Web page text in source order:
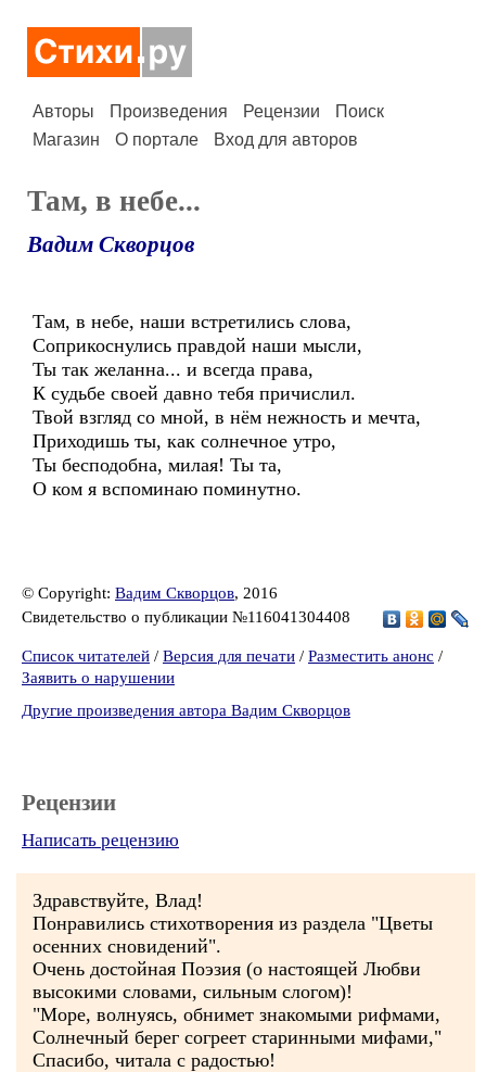
Авторы Произведения Рецензии
Поиск
Магазин
О портале Вход для авторов
Там, в небе...
Вадим Скворцов
Там, в небе, наши встретились слова,
Соприкоснулись правдой наши мысли,
Ты так желанна... и всегда права,
К судьбе своей давно тебя причислил.
Твой взгляд со мной, в нём нежность и мечта,
Приходишь ты, как солнечное утро,
Ты бесподобна, милая! Ты та,
О ком я вспоминаю поминутно.
© Copyright: Вадим Скворцов, 2016
Свидетельство о публикации №116041304408
Список читателей / Версия для печати / Разместить анонс /
Заявить о нарушении
Другие произведения автора Вадим Скворцов
Рецензии
Написать рецензию
Здравствуйте, Влад!
Понравились стихотворения из раздела "Цветы
осенних сновидений".
Очень достойная Поэзия (о настоящей Любви
высокими словами, сильным слогом)!
"Море, волнуясь, обнимет знакомыми рифмами,
Солнечный берег согреет старинными мифами,"
Спасибо, читала с радостью!